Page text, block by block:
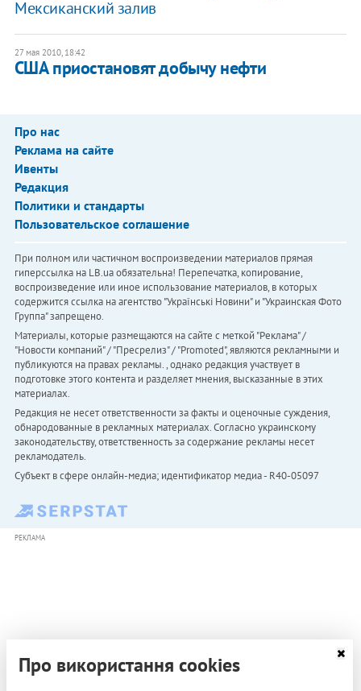
Мексиканский залив
27 мая 2010, 18:42
США приостановят добычу нефти
Про нас
Реклама на сайте
Ивенты
Редакция
Политики и стандарты
Пользовательское соглашение
При полном или частичном воспроизведении материалов прямая
гиперссылка на LB.ua обязательна! Перепечатка, копирование,
воспроизведение или иное использование материалов, в которых
содержится ссылка на агентство "Українськi Новини" и "Украинская Фото
Группа" запрещено.
Материалы, которые размещаются на сайте с меткой "Реклама" /
"Новости компаний" / "Пресрелиз" / "Promoted", являются рекламными и
публикуются на правах рекламы. , однако редакция участвует в
подготовке этого контента и разделяет мнения, высказанные в этих
материалах.
Редакция не несет ответственности за факты и оценочные суждения,
обнародованные в рекламных материалах. Согласно украинскому
законодательству, ответственность за содержание рекламы несет
рекламодатель.
Субъект в сфере онлайн-медиа; идентификатор медиа - R40-05097
РЕКЛАМА
Про використання cookies